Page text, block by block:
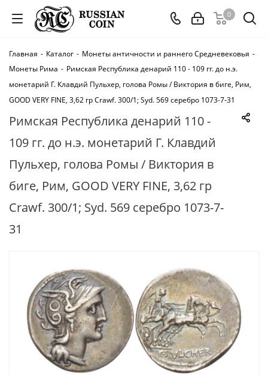
0
Главная - Каталог - Монеты античности и раннего Средневековья -
Монеты Рима - Римская Республика денарий 110 - 109 гг. до н.э.
монетарий Г. Клавдий Пульхер, голова Ромы / Виктория в биге, Рим,
GOOD VERY FINE, 3,62 гр Crawf. 300/1; Syd. 569 серебро 1073-7-31
Римская Республика денарий 110 -
109 гг. до н.э. монетарий Г. Клавдий
Пульхер, голова Ромы / Виктория в
биге, Рим, GOOD VERY FINE, 3,62 гр
Crawf. 300/1; Syd. 569 серебро 1073-7-
31